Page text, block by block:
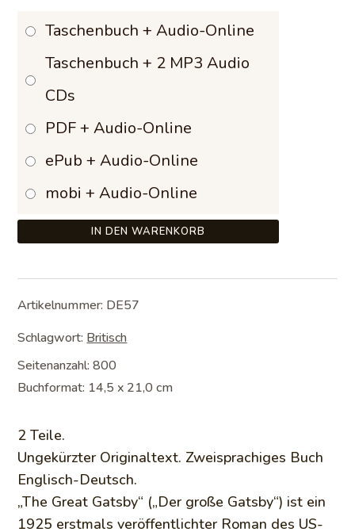
Taschenbuch + Audio-Online
Taschenbuch + 2 MP3 Audio
CDs
PDF + Audio-Online
ePub + Audio-Online
mobi + Audio-Online
IN DEN WARENKORB
Artikelnummer: DE57
Schlagwort: Britisch
Seitenanzahl: 800
Buchformat: 14,5 x 21,0 cm
2 Teile.
Ungekürzter Originaltext. Zweisprachiges Buch
Englisch-Deutsch.
„The Great Gatsby“ („Der große Gatsby“) ist ein
1925 erstmals veröffentlichter Roman des US-